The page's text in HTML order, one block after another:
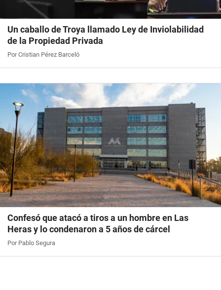
Un caballo de Troya llamado Ley de Inviolabilidad
de la Propiedad Privada
Por Cristian Pérez Barceló
Confesó que atacó a tiros a un hombre en Las
Heras y lo condenaron a 5 años de cárcel
Por Pablo Segura